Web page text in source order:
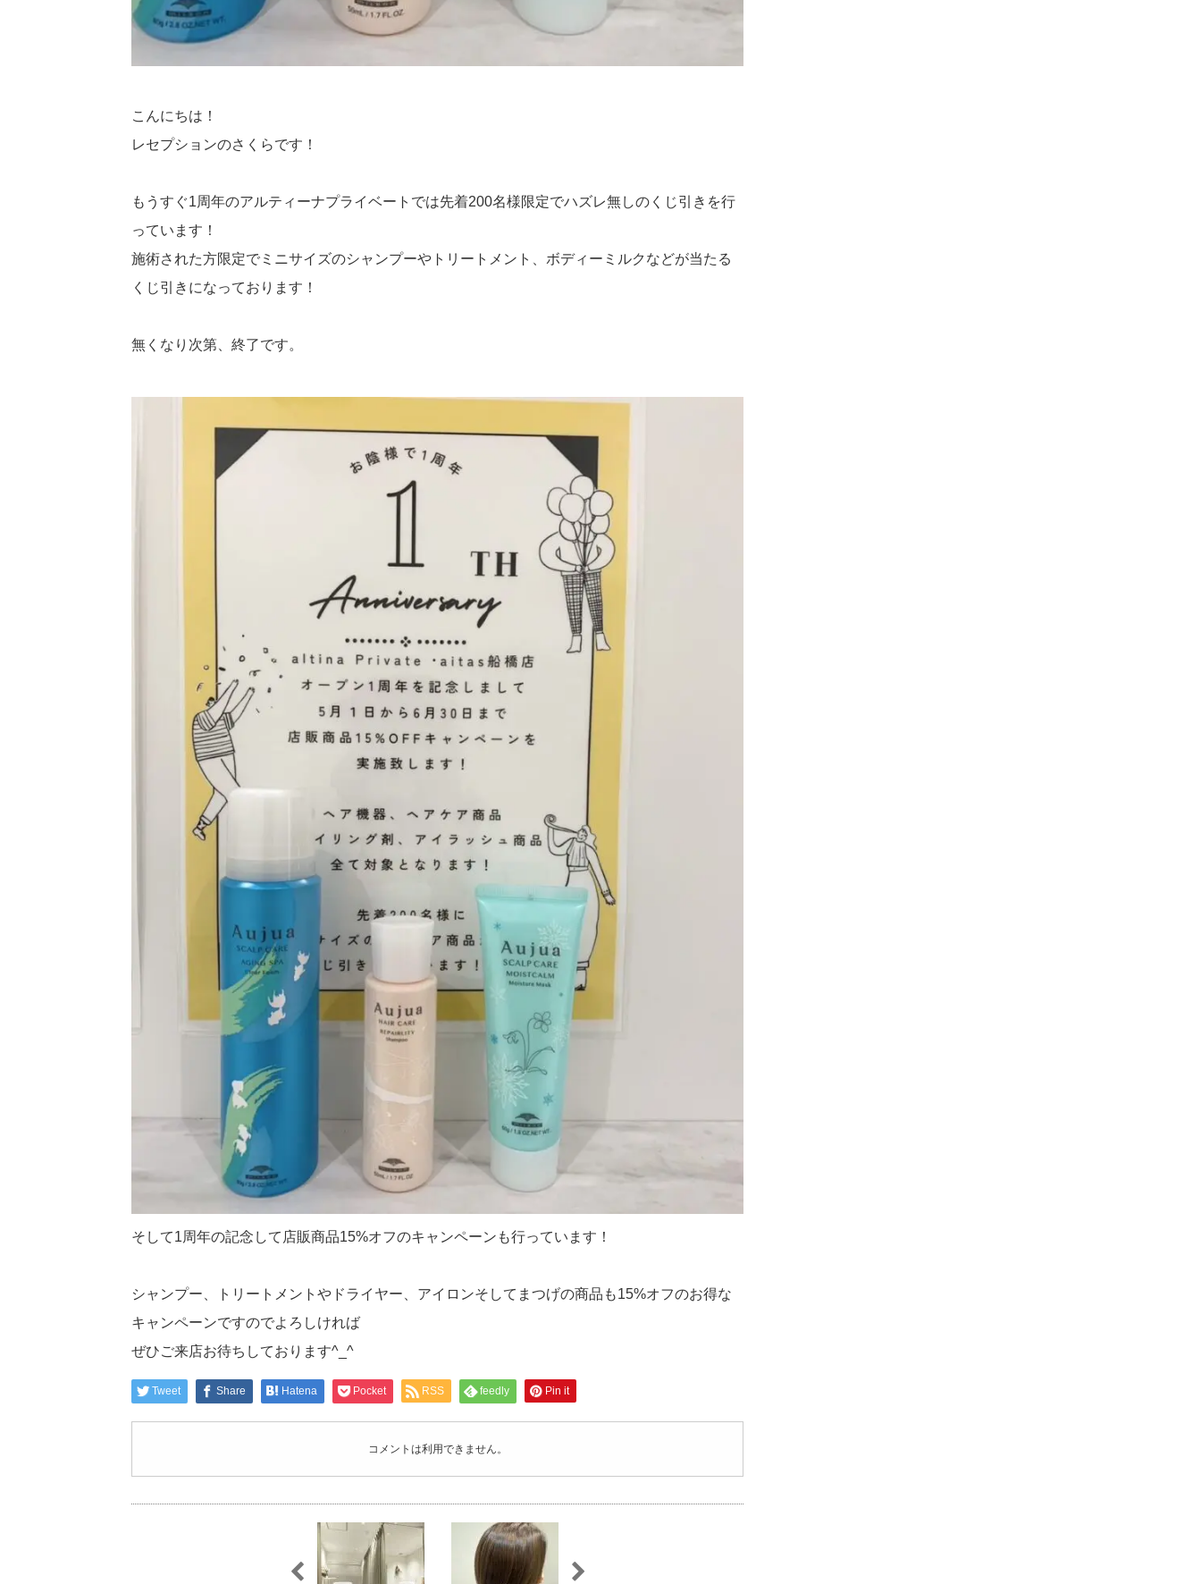
こんにちは！
レセプションのさくらです！
もうすぐ1周年のアルティーナプライベートでは先着200名様限定でハズレ無しのくじ引きを行
っています！
施術された方限定でミニサイズのシャンプーやトリートメント、ボディーミルクなどが当たる
くじ引きになっております！
無くなり次第、終了です。
そして1周年の記念して店販商品15%オフのキャンペーンも行っています！
シャンプー、トリートメントやドライヤー、アイロンそしてまつげの商品も15%オフのお得な
キャンペーンですのでよろしければ
ぜひご来店お待ちしております^_^
Tweet Share Hatena Pocket RSS feedly Pin it
コメントは利用できません。